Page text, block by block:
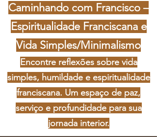
Caminhando com Francisco –
Espiritualidade Franciscana e
Vida Simples/Minimalismo
Encontre reflexões sobre vida
simples, humildade e espiritualidade
franciscana. Um espaço de paz,
serviço e profundidade para sua
jornada interior.